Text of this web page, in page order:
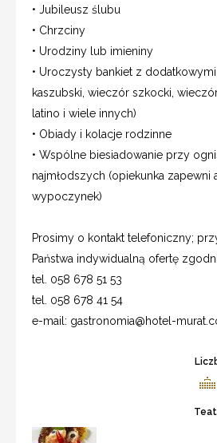
• Jubileusz ślubu
• Chrzciny
• Urodziny lub imieniny
• Uroczysty bankiet z
kaszubski, wieczór szkocki,
latino i wiele innych)
• Obiady i kolacje rodzinne
• Wspólne biesiadowanie przy
najmłodszych (opiekunka zapewni
wypoczynek)
Prosimy o kontakt telefoniczny;
Państwa indywidualną ofertę
tel. 058 678 51 53
tel. 058 678 41 54
e-mail: gastronomia@hotel-